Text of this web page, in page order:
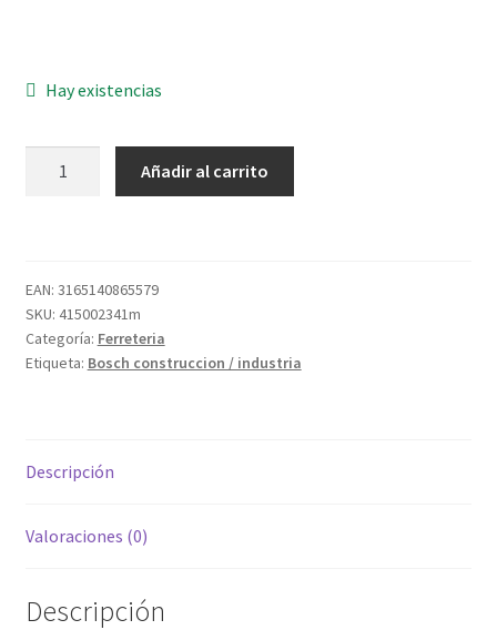
Hay existencias
PRO+RM2+AA1+FUNDA
cantidad
Añadir al carrito
EAN: 3165140865579
SKU: 415002341m
Categoría: Ferreteria
Etiqueta: Bosch construccion / industria
Descripción
Valoraciones (0)
Descripción